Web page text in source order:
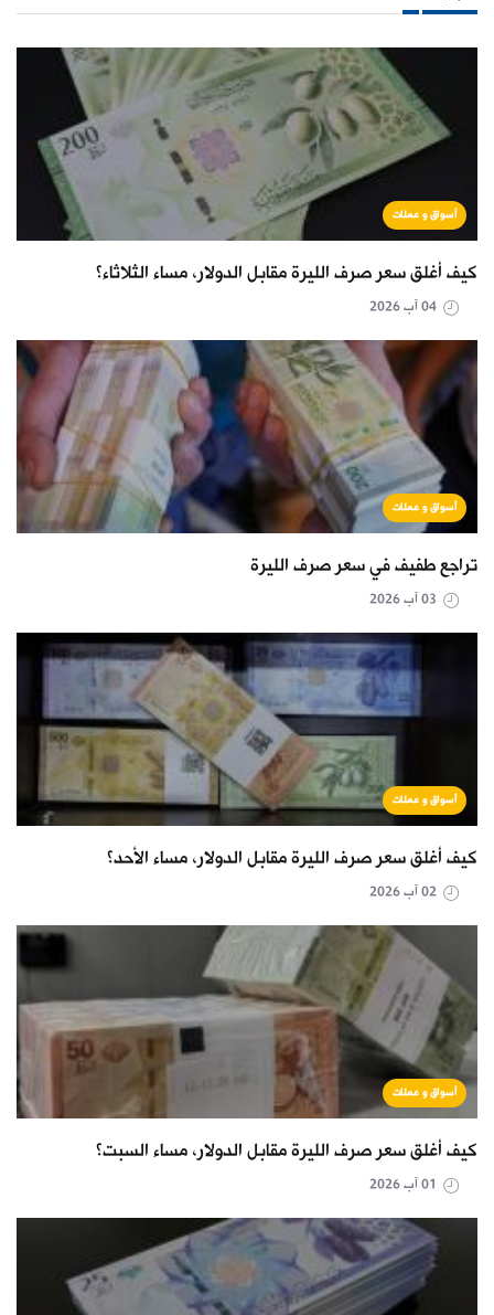
أسواق و عملات
كيف أغلق سعر صرف الليرة مقابل الدولار، مساء الثلاثاء؟
أسواق و عملات
تراجع طفيف في سعر صرف الليرة
أسواق و عملات
كيف أغلق سعر صرف الليرة مقابل الدولار، مساء الأحد؟
أسواق و عملات
كيف أغلق سعر صرف الليرة مقابل الدولار، مساء السبت؟